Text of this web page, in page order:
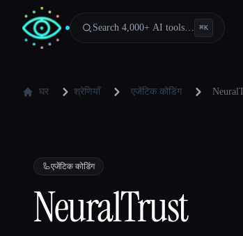
Search 4,000+ AI tools… ⌘K
घर श्रेणियाँ एजेंटिक कोडिंग
🦾एजेंटिक कोडिंग
NeuralTrust